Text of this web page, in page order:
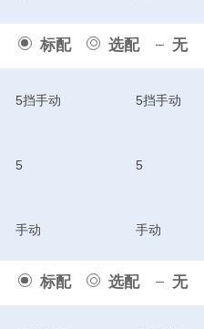
标配 选配 无
标配 选配 无
5挡手动 5挡手动
5 5
手动 手动